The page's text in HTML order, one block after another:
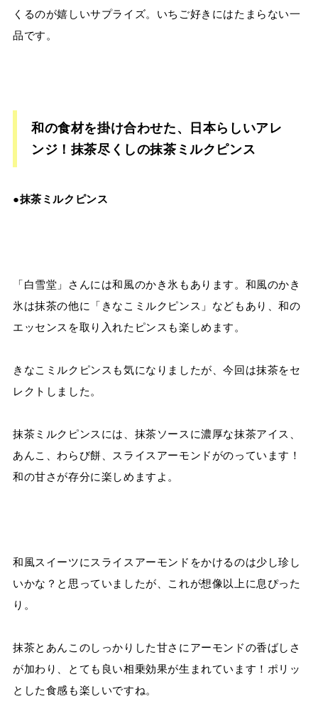
くるのが嬉しいサプライズ。いちご好きにはたまらない一
品です。
和の食材を掛け合わせた、日本らしいアレ
ンジ！抹茶尽くしの抹茶ミルクピンス
●抹茶ミルクピンス
「白雪堂」さんには和風のかき氷もあります。和風のかき
氷は抹茶の他に「きなこミルクピンス」などもあり、和の
エッセンスを取り入れたピンスも楽しめます。
きなこミルクピンスも気になりましたが、今回は抹茶をセ
レクトしました。
抹茶ミルクピンスには、抹茶ソースに濃厚な抹茶アイス、
あんこ、わらび餅、スライスアーモンドがのっています！
和の甘さが存分に楽しめますよ。
和風スイーツにスライスアーモンドをかけるのは少し珍し
いかな？と思っていましたが、これが想像以上に息ぴった
り。
抹茶とあんこのしっかりした甘さにアーモンドの香ばしさ
が加わり、とても良い相乗効果が生まれています！ポリッ
とした食感も楽しいですね。